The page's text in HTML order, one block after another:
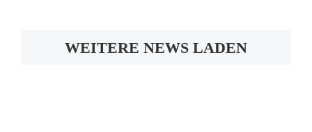
WEITERE NEWS LADEN